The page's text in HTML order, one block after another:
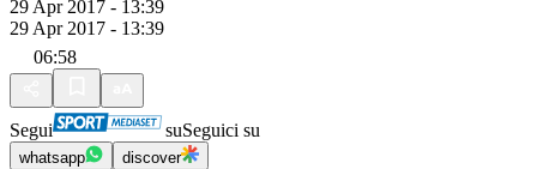
29 Apr 2017 - 13:39
29 Apr 2017 - 13:39
06:58
Segui suSeguici su
whatsapp discover